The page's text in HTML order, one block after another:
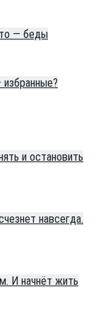
— беды
и остановить
навсегда.
И начнёт жить